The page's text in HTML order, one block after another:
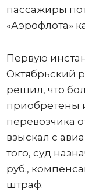
пассажиры
«Аэрофлота»
Первую
Октябрьский
решил, что
приобретены
перевозчика
взыскал с
того, суд
руб.,
штраф.